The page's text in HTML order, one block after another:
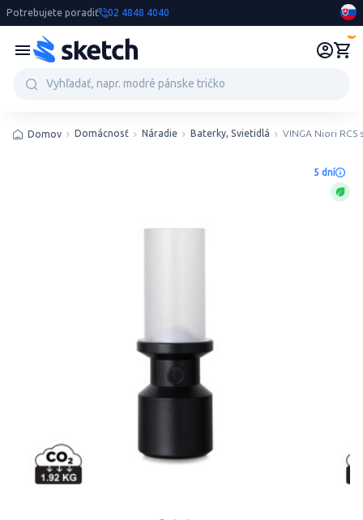
Potrebujete poradiť 02 4848 4040
Domov Domácnosť Náradie Baterky, Svietidlá VINGA Niori
5 dní